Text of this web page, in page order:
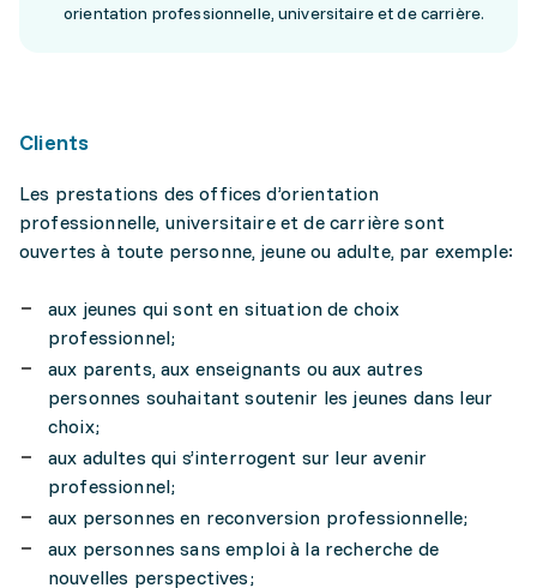
orientation professionnelle, universitaire et de carrière.
Clients
Les prestations des offices d’orientation
professionnelle, universitaire et de carrière sont
ouvertes à toute personne, jeune ou adulte, par exemple:
aux jeunes qui sont en situation de choix
professionnel;
aux parents, aux enseignants ou aux autres
personnes souhaitant soutenir les jeunes dans leur
choix;
aux adultes qui s’interrogent sur leur avenir
professionnel;
aux personnes en reconversion professionnelle;
aux personnes sans emploi à la recherche de
nouvelles perspectives;